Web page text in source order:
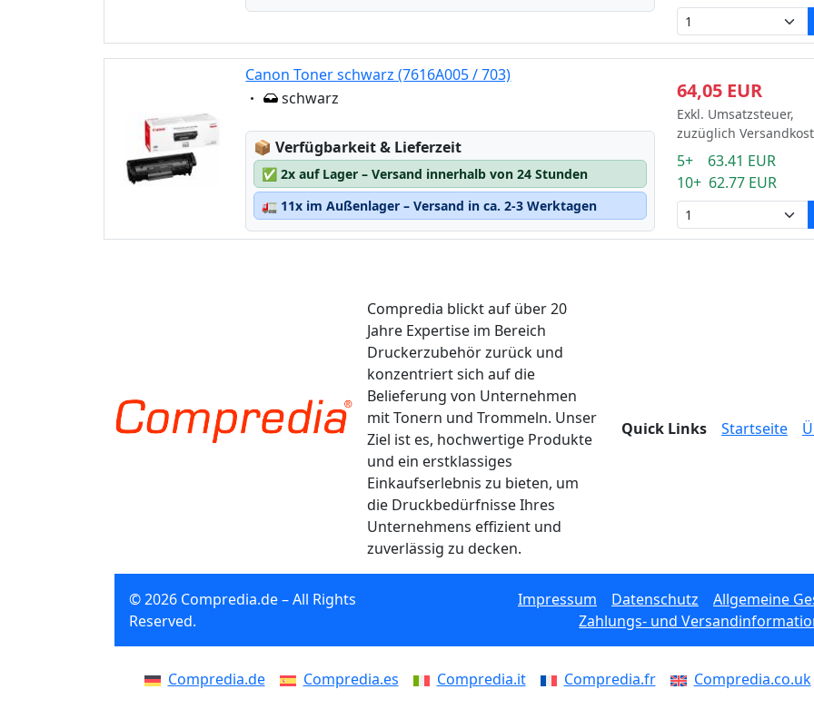
Canon Toner schwarz (7616A005 / 703)
Eigenschaft:
schwarz
📦Lagerstatus:
Verfügbarkeit & Lieferzeit
✅ 2x auf Lager – Versand innerhalb von 24 Stunden
🚛 11x im Außenlager – Versand in ca. 2-3 Werktagen
64,05 EUR
Exkl. Umsatzsteuer,
zuzüglich
5+ 63.41 EUR
10+ 62.77 EUR
Compredia blickt auf über 20
Jahre Expertise im Bereich
Druckerzubehör zurück und
konzentriert sich auf die
Belieferung von Unternehmen
mit Tonern und Trommeln. Unser
Ziel ist es, hochwertige Produkte
und ein erstklassiges
Einkaufserlebnis zu bieten, um
die Druckbedürfnisse Ihres
Unternehmens effizient und
zuverlässig zu decken.
Quick Links Startseite
© 2026 Compredia.de – All Rights
Reserved.
Impressum Datenschutz
Allgemeine
Zahlungs- und
Compredia.de Compredia.es Compredia.it Compredia.fr Compredia.co.uk